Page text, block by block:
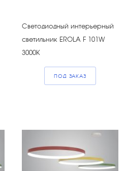
Светодиодный интерьерный
светильник EROLA F 101W
3000К
ПОД ЗАКАЗ